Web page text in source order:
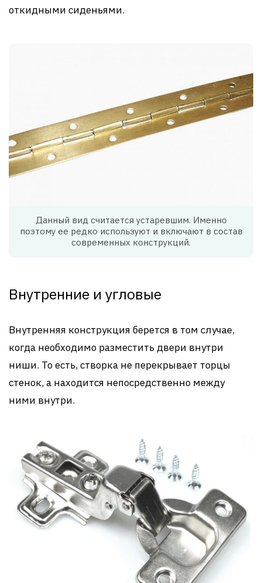
откидными сиденьями.
Данный вид считается устаревшим. Именно
поэтому ее редко используют и включают в состав
современных конструкций.
Внутренние и угловые
Внутренняя конструкция берется в том случае,
когда необходимо разместить двери внутри
ниши. То есть, створка не перекрывает торцы
стенок, а находится непосредственно между
ними внутри.